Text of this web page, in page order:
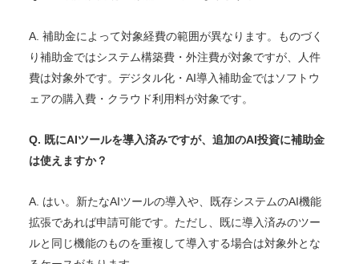
A. 補助金によって対象経費の範囲が異なります。ものづく
り補助金ではシステム構築費・外注費が対象ですが、人件
費は対象外です。デジタル化・AI導入補助金ではソフトウ
ェアの購入費・クラウド利用料が対象です。
Q. 既にAIツールを導入済みですが、追加のAI投資に補助金
は使えますか？
A. はい。新たなAIツールの導入や、既存システムのAI機能
拡張であれば申請可能です。ただし、既に導入済みのツー
ルと同じ機能のものを重複して導入する場合は対象外とな